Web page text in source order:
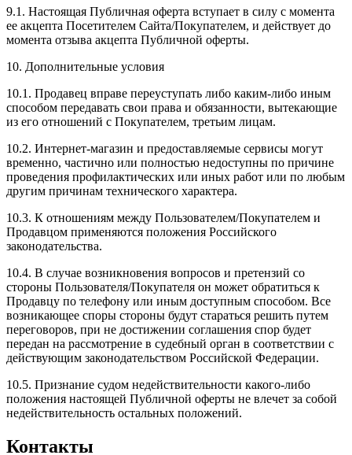
9.1. Настоящая Публичная оферта вступает в силу с момента
ее акцепта Посетителем Сайта/Покупателем, и действует до
момента отзыва акцепта Публичной оферты.
10. Дополнительные условия
10.1. Продавец вправе переуступать либо каким-либо иным
способом передавать свои права и обязанности, вытекающие
из его отношений с Покупателем, третьим лицам.
10.2. Интернет-магазин и предоставляемые сервисы могут
временно, частично или полностью недоступны по причине
проведения профилактических или иных работ или по любым
другим причинам технического характера.
10.3. К отношениям между Пользователем/Покупателем и
Продавцом применяются положения Российского
законодательства.
10.4. В случае возникновения вопросов и претензий со
стороны Пользователя/Покупателя он может обратиться к
Продавцу по телефону или иным доступным способом. Все
возникающее споры стороны будут стараться решить путем
переговоров, при не достижении соглашения спор будет
передан на рассмотрение в судебный орган в соответствии с
действующим законодательством Российской Федерации.
10.5. Признание судом недействительности какого-либо
положения настоящей Публичной оферты не влечет за собой
недействительность остальных положений.
Контакты